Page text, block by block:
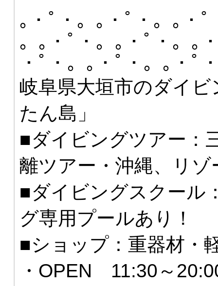
｡・ﾟ・。｡・ﾟ・。｡・
。｡・ﾟ・。｡・ﾟ・。｡
・ﾟ・。｡・ﾟ・。｡・ﾟ
岐阜県大垣市のダイ
たん島」
■ダイビングツアー：
離ツアー・沖縄、リ
■ダイビングスクール
グ専用プールあり！
■ショップ：重器材・
・OPEN 11:30～